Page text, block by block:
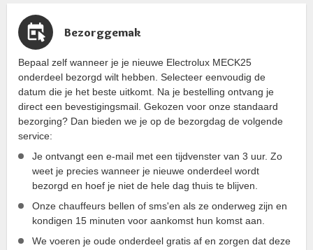
Bezorggemak
Bepaal zelf wanneer je je nieuwe Electrolux MECK25
onderdeel bezorgd wilt hebben. Selecteer eenvoudig de
datum die je het beste uitkomt. Na je bestelling ontvang je
direct een bevestigingsmail. Gekozen voor onze standaard
bezorging? Dan bieden we je op de bezorgdag de volgende
service:
Je ontvangt een e-mail met een tijdvenster van 3 uur. Zo
weet je precies wanneer je nieuwe onderdeel wordt
bezorgd en hoef je niet de hele dag thuis te blijven.
Onze chauffeurs bellen of sms'en als ze onderweg zijn en
kondigen 15 minuten voor aankomst hun komst aan.
We voeren je oude onderdeel gratis af en zorgen dat deze